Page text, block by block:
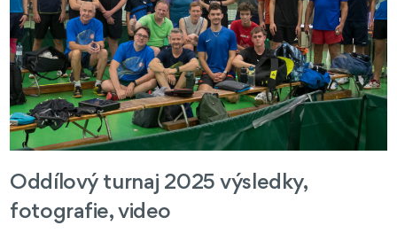
Oddílový turnaj 2025 výsledky,
fotografie, video